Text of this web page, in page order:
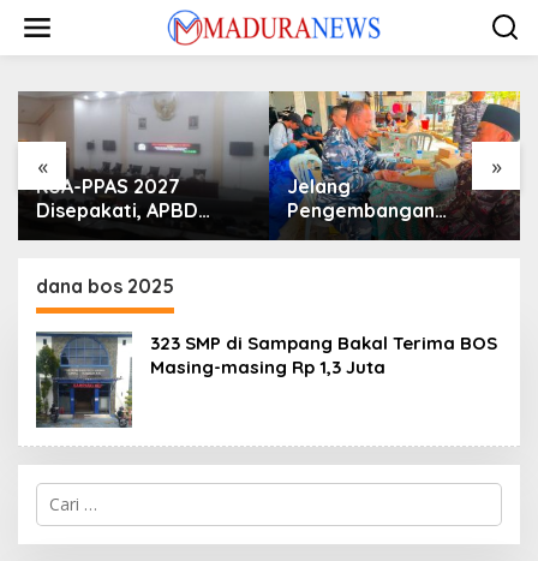
konten
« »
KUA-PPAS 2027
Disepakati, APBD
Sampang Defisit Rp
Jelang
Pengembangan
Lapangan Hidayah,
Nelayan Sampang
dana bos 2025
323 SMP di Sampang Bakal Terima BOS
Masing-masing Rp 1,3 Juta
Cari
untuk: